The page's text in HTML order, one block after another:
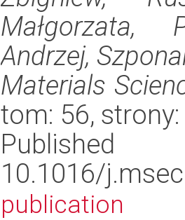
Małgorzata,
Andrzej,
Materials
tom: 56,
Published
10.1016/
publication